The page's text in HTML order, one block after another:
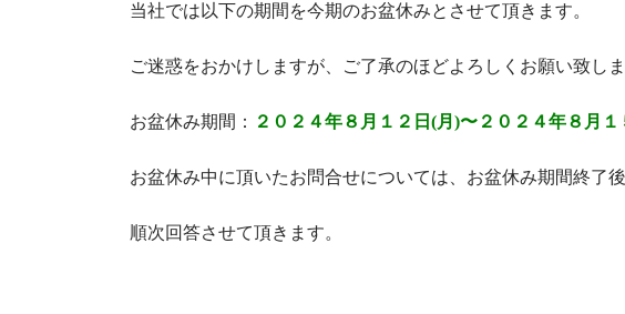
当社では以下の期間を今期のお盆休みとさせて頂きます。
ご迷惑をおかけしますが、ご了承のほどよろしくお願い致しま
お盆休み期間： ２０２４年８月１２日(月)〜２０２４年８月１
お盆休み中に頂いたお問合せについては、お盆休み期間終了
順次回答させて頂きます。